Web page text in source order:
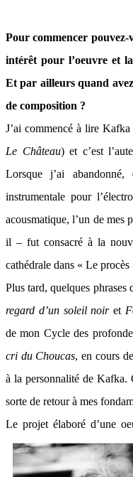
Pour commencer
intérêt pour l’oeuvre et
Et par ailleurs quand
de composition ?
J’ai commencé à lire
Le Château) et c’est
Lorsque j’ai
instrumentale pour
acousmatique, l’un de mes
il – fut consacré à la
cathédrale dans « Le
Plus tard, quelques
regard d’un soleil noiret
de mon Cycle des
cri du Choucas, en cours
à la personnalité de Kafka.
sorte de retour à mes
Le projet élaboré d’une